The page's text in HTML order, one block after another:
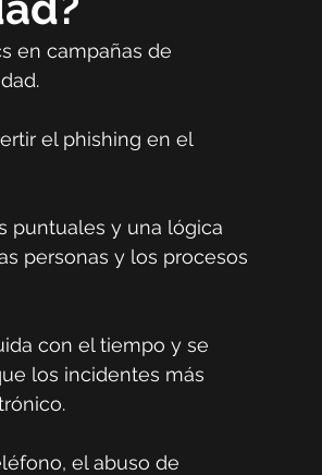
en campañas de
el phishing en el
puntuales y una lógica
personas y los procesos
con el tiempo y se
los incidentes más
el abuso de